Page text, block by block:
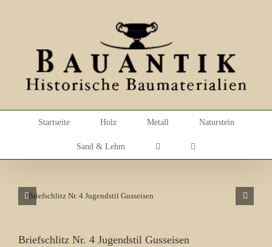
Startseite Holz Metall Naturstein
Sand & Lehm
Briefschlitz Nr. 4 Jugendstil Gusseisen